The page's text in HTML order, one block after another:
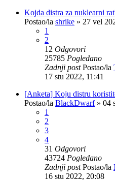
Kojda distra za nuklearni
Postao/la shrike » 27 vel
1
2
12 Odgovori
25785 Pogledano
Zadnji postPostao/la
17 stu 2022, 11:41
[Anketa] Koju distru
Postao/la BlackDwarf» 04
1
2
3
4
31 Odgovori
43724 Pogledano
Zadnji postPostao/la
16 stu 2022, 20:08